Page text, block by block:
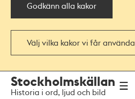
Godkänn alla kakor
Välj vilka kakor vi får använda
navigationen
huvudinnehållet
Stockholmskällan
Historia i ord, ljud och bild